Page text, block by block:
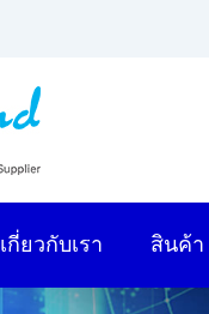
เกี่ยวกับเรา สินค้า